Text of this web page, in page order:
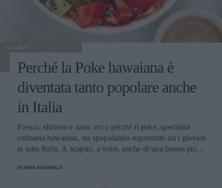
CUCINA
Perché la Poke hawaiana è
diventata tanto popolare anche
in Italia
Fresco, sfizioso e sano: ecco perché il poke, specialità
culinaria hawaiana, sta spopolando soprattutto tra i giovani
in tutta Italia. A scapito, a volte, anche di una buona pizza.
ELIANA MAGNOLO